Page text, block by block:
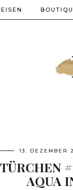
13. DEZEMBER
AQUA